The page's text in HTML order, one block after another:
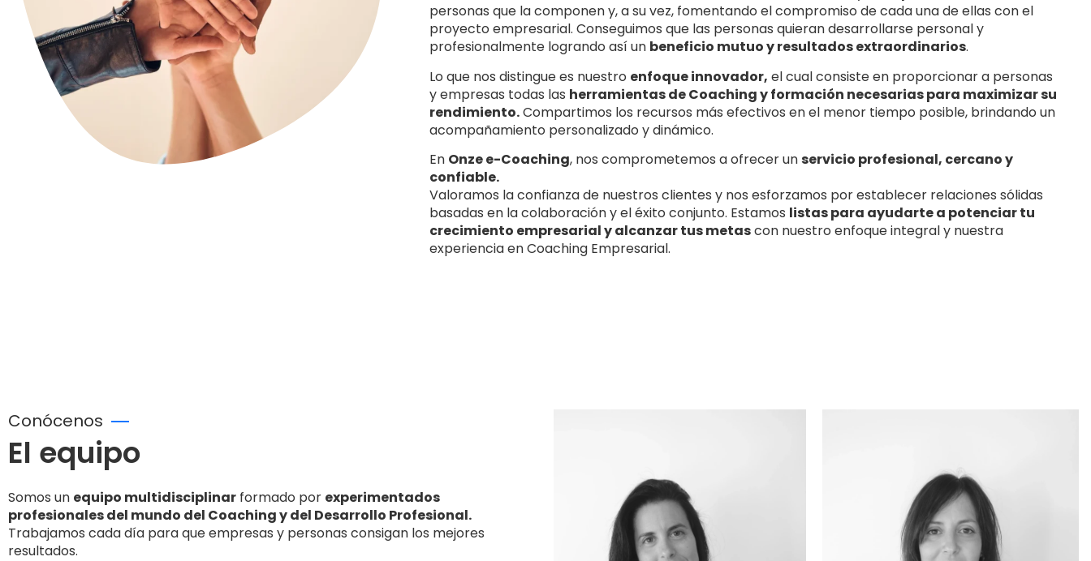
personas que la componen y, a su vez, fomentando el compromiso de cada una de ellas con el
proyecto empresarial. Conseguimos que las personas quieran desarrollarse personal y
profesionalmente logrando así un beneficio mutuo y resultados extraordinarios.
Lo que nos distingue es nuestro enfoque innovador, el cual consiste en proporcionar a personas
y empresas todas las herramientas de Coaching y formación necesarias para maximizar su
rendimiento.Compartimos los recursos más efectivos en el menor tiempo posible, brindando un
acompañamiento personalizado y dinámico.
En Onze e-Coaching, nos comprometemos a ofrecer unservicio profesional, cercano y
confiable.
Valoramos la confianza de nuestros clientes y nos esforzamos por establecer relaciones sólidas
basadas en la colaboración y el éxito conjunto. Estamos listas para ayudarte a potenciar tu
crecimiento empresarial y alcanzar tus metascon nuestro enfoque integral y nuestra
experiencia en Coaching Empresarial.
Conócenos
El equipo
Somos un equipo multidisciplinar formado por experimentados
profesionales del mundo del Coaching y del Desarrollo Profesional.
Trabajamos cada día para que empresas y personas consigan los mejores
resultados.